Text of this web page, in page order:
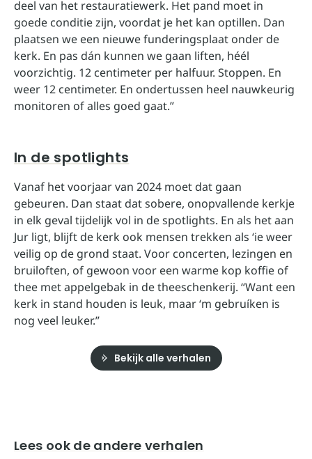
deel van het restauratiewerk. Het pand moet in
goede conditie zijn, voordat je het kan optillen. Dan
plaatsen we een nieuwe funderingsplaat onder de
kerk. En pas dán kunnen we gaan liften, héél
voorzichtig. 12 centimeter per halfuur. Stoppen. En
weer 12 centimeter. En ondertussen heel nauwkeurig
monitoren of alles goed gaat.”
In de spotlights
Vanaf het voorjaar van 2024 moet dat gaan
gebeuren. Dan staat dat sobere, onopvallende kerkje
in elk geval tijdelijk vol in de spotlights. En als het aan
Jur ligt, blijft de kerk ook mensen trekken als ‘ie weer
veilig op de grond staat. Voor concerten, lezingen en
bruiloften, of gewoon voor een warme kop koffie of
thee met appelgebak in de theeschenkerij. “Want een
kerk in stand houden is leuk, maar ‘m gebruíken is
nog veel leuker.”
Bekijk alle verhalen
Lees ook de andere verhalen